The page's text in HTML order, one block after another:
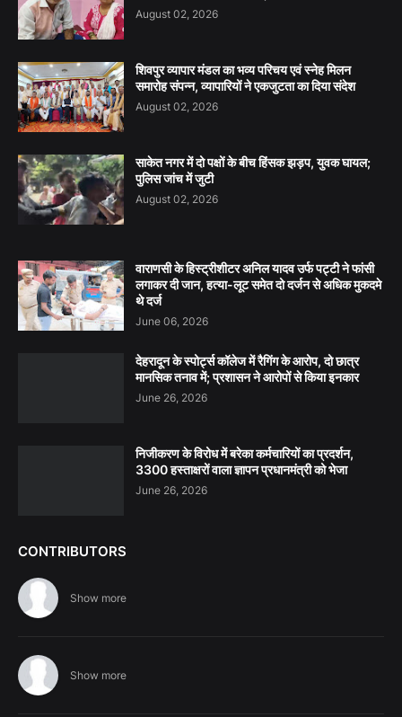
August 02, 2026
शिवपुर व्यापार मंडल का भव्य परिचय एवं स्नेह मिलन
समारोह संपन्न, व्यापारियों ने एकजुटता का दिया संदेश
August 02, 2026
साकेत नगर में दो पक्षों के बीच हिंसक झड़प, युवक घायल;
पुलिस जांच में जुटी
August 02, 2026
वाराणसी के हिस्ट्रीशीटर अनिल यादव उर्फ पट्टी ने फांसी
लगाकर दी जान, हत्या-लूट समेत दो दर्जन से अधिक मुकदमे
थे दर्ज
June 06, 2026
देहरादून के स्पोर्ट्स कॉलेज में रैगिंग के आरोप, दो छात्र
मानसिक तनाव में; प्रशासन ने आरोपों से किया इनकार
June 26, 2026
निजीकरण के विरोध में बरेका कर्मचारियों का प्रदर्शन,
3300 हस्ताक्षरों वाला ज्ञापन प्रधानमंत्री को भेजा
June 26, 2026
CONTRIBUTORS
Show more
Show more